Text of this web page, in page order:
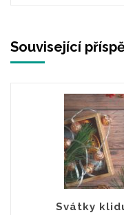
Související
Svátky